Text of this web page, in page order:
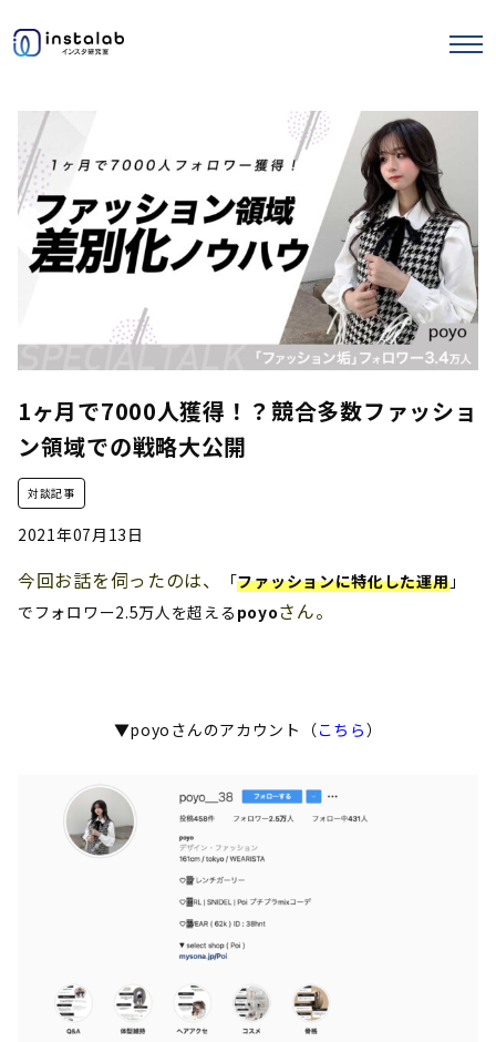
1ヶ月で7000人獲得！？競合多数ファッショ
ン領域での戦略大公開
対談記事
2021年07月13日
今回お話を伺ったのは、 「ファッションに特化した運用」
でフォロワー2.5万人を超える poyoさん。
▼poyoさんのアカウント（こちら）